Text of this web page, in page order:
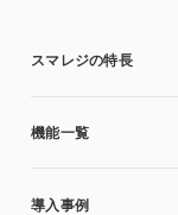
スマレジの特長
機能一覧
導入事例